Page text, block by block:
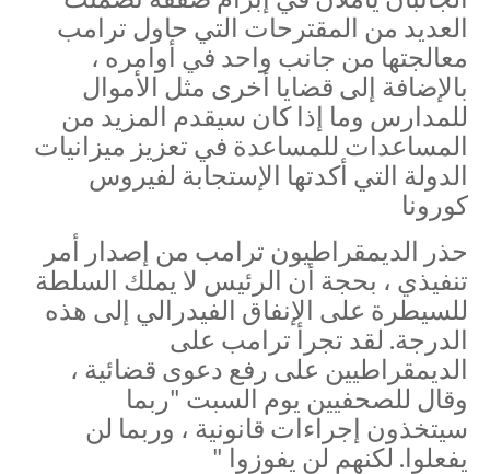
العديد من المقترحات التي حاول ترامب
معالجتها من جانب واحد في أوامره ،
بالإضافة إلى قضايا أخرى مثل الأموال
للمدارس وما إذا كان سيقدم المزيد من
المساعدات للمساعدة في تعزيز ميزانيات
الدولة التي أكدتها الإستجابة لفيروس
كورونا
حذر الديمقراطيون ترامب من إصدار أمر
تنفيذي ، بحجة أن الرئيس لا يملك السلطة
للسيطرة على الإنفاق الفيدرالي إلى هذه
الدرجة. لقد تجرأ ترامب على
الديمقراطيين على رفع دعوى قضائية ،
وقال للصحفيين يوم السبت "ربما
سيتخذون إجراءات قانونية ، وربما لن
يفعلوا. لكنهم لن يفوزوا "